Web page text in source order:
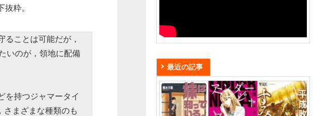
粋。
ことは可能だが，
いのが，領地に配備
を持つジャマータイ
さまざまな種類のも
最近の記事